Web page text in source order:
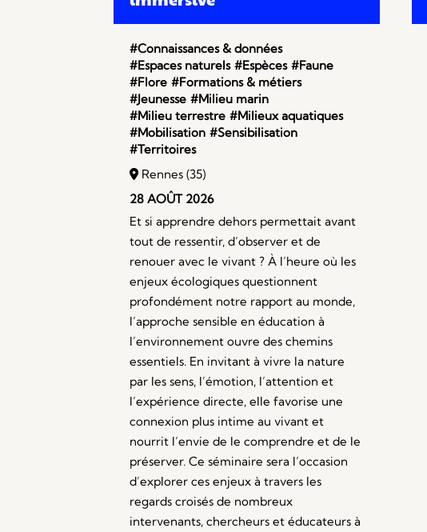
#Connaissances & données
#Espaces naturels #Espèces #Faune
#Flore #Formations & métiers
#Jeunesse #Milieu marin
#Milieu terrestre #Milieux aquatiques
#Mobilisation #Sensibilisation
#Territoires
Rennes (35)
28 AOÛT 2026
Et si apprendre dehors permettait avant
tout de ressentir, d’observer et de
renouer avec le vivant ? À l’heure où les
enjeux écologiques questionnent
profondément notre rapport au monde,
l’approche sensible en éducation à
l’environnement ouvre des chemins
essentiels. En invitant à vivre la nature
par les sens, l’émotion, l’attention et
l’expérience directe, elle favorise une
connexion plus intime au vivant et
nourrit l’envie de le comprendre et de le
préserver. Ce séminaire sera l’occasion
d’explorer ces enjeux à travers les
regards croisés de nombreux
intervenants, chercheurs et éducateurs à